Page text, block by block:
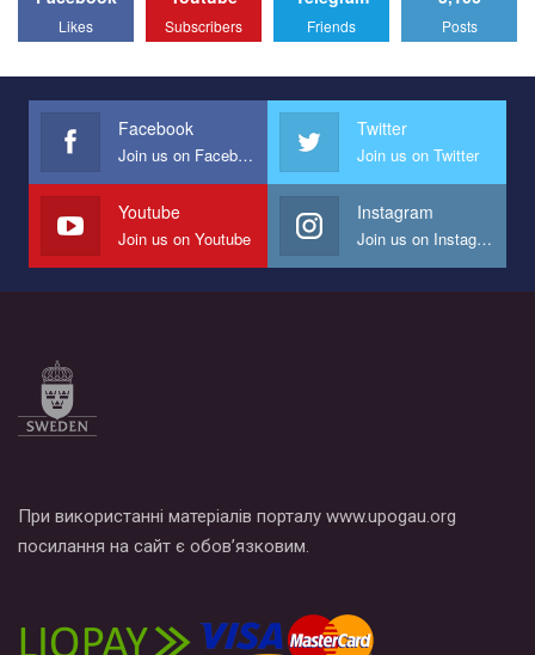
Эмоционально сильный ролик от команды "Гей-альянс
представляющий программу развития организации.
Мы просим вас поддержать нас и помочь нам реализовать
наш план по борьбе с насилием и дискриминацией на почве
СОГИ в Украине.
Все, что вам нужно сделать - это зайти на наш канал YouTube
по этой ссылке и поставить лайк под видео.
Likes Subscribers Friends Posts
Facebook
Join us on Facebook
Twitter
Join us on Twitter
Youtube
Join us on Youtube
Instagram
Join us on Instagram
При використанні матеріалів порталу www.upogau.org
посилання на сайт є обов’язковим.